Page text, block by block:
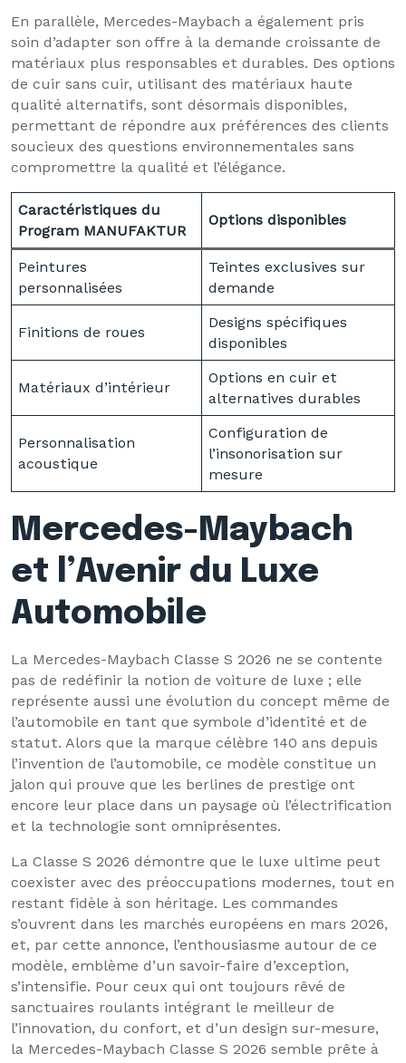
En parallèle, Mercedes-Maybach a également pris
soin d’adapter son offre à la demande croissante de
matériaux plus responsables et durables. Des options
de cuir sans cuir, utilisant des matériaux haute
qualité alternatifs, sont désormais disponibles,
permettant de répondre aux préférences des clients
soucieux des questions environnementales sans
compromettre la qualité et l’élégance.
Caractéristiques du
Program MANUFAKTUR
Options disponibles
Peintures
personnalisées
Teintes exclusives sur
demande
Finitions de roues
Designs spécifiques
disponibles
Matériaux d’intérieur
Options en cuir et
alternatives durables
Personnalisation
acoustique
Configuration de
l’insonorisation sur
mesure
Mercedes-Maybach
et l’Avenir du Luxe
Automobile
La Mercedes-Maybach Classe S 2026 ne se contente
pas de redéfinir la notion de voiture de luxe ; elle
représente aussi une évolution du concept même de
l’automobile en tant que symbole d’identité et de
statut. Alors que la marque célèbre 140 ans depuis
l’invention de l’automobile, ce modèle constitue un
jalon qui prouve que les berlines de prestige ont
encore leur place dans un paysage où l’électrification
et la technologie sont omniprésentes.
La Classe S 2026 démontre que le luxe ultime peut
coexister avec des préoccupations modernes, tout en
restant fidèle à son héritage. Les commandes
s’ouvrent dans les marchés européens en mars 2026,
et, par cette annonce, l’enthousiasme autour de ce
modèle, emblème d’un savoir-faire d’exception,
s’intensifie. Pour ceux qui ont toujours rêvé de
sanctuaires roulants intégrant le meilleur de
l’innovation, du confort, et d’un design sur-mesure,
la Mercedes-Maybach Classe S 2026 semble prête à